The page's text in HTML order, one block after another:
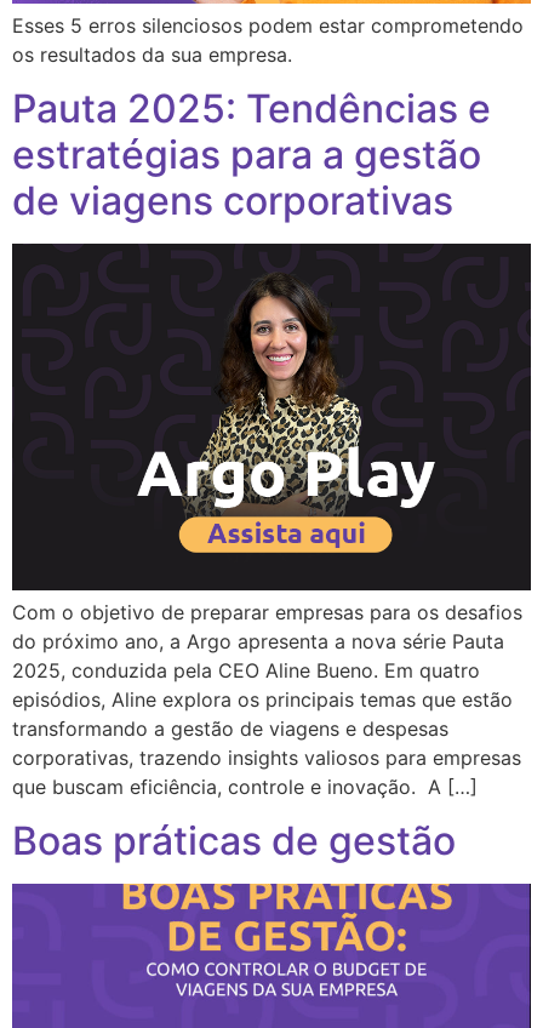
Esses 5 erros silenciosos podem estar comprometendo
os resultados da sua empresa.
Pauta 2025: Tendências e
estratégias para a gestão
de viagens corporativas
Com o objetivo de preparar empresas para os desafios
do próximo ano, a Argo apresenta a nova série Pauta
2025, conduzida pela CEO Aline Bueno. Em quatro
episódios, Aline explora os principais temas que estão
transformando a gestão de viagens e despesas
corporativas, trazendo insights valiosos para empresas
que buscam eficiência, controle e inovação. A […]
Boas práticas de gestão